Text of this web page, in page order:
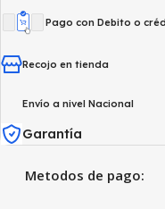
Pago con Debito o
Recojo en tienda
Envío a nivel Nacional
Garantía
Metodos de pago: